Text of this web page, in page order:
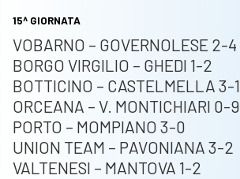
15^ GIORNATA
VOBARNO – GOVERNOLESE 2-4
BORGO VIRGILIO – GHEDI 1-2
BOTTICINO – CASTELMELLA 3-1
ORCEANA – V. MONTICHIARI 0-9
PORTO – MOMPIANO 3-0
UNION TEAM – PAVONIANA 3-2
VALTENESI – MANTOVA 1-2